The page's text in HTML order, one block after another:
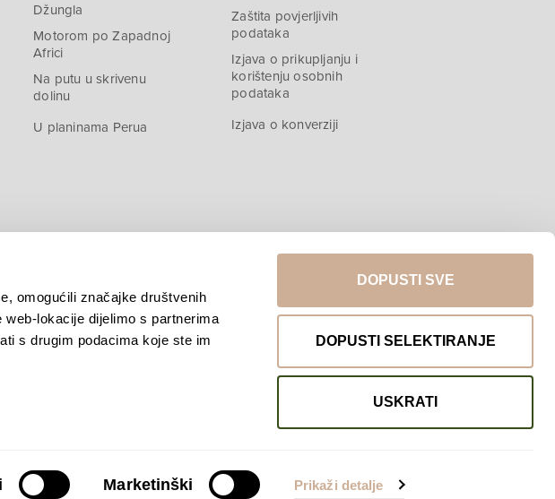
omogućili značajke društvenih
lokacije dijelimo s partnerima
s drugim podacima koje ste im
Marketinški Prikaži detalje
DOPUSTI SVE
DOPUSTI SELEKTIRANJE
USKRATI
Džungla
Motorom po Zapadnoj
Africi
Na putu u skrivenu
dolinu
U planinama Perua
Zaštita povjerljivih
podataka
Izjava o prikupljanju i
korištenju osobnih
podataka
Izjava o konverziji
Povratak na vrh